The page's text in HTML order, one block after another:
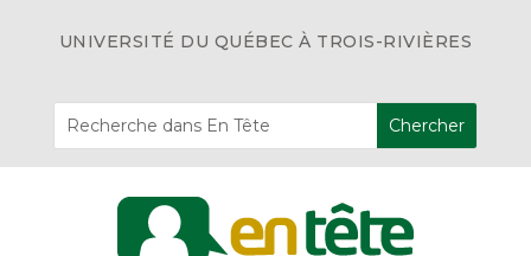
UNIVERSITÉ DU QUÉBEC À TROIS-RIVIÈRES